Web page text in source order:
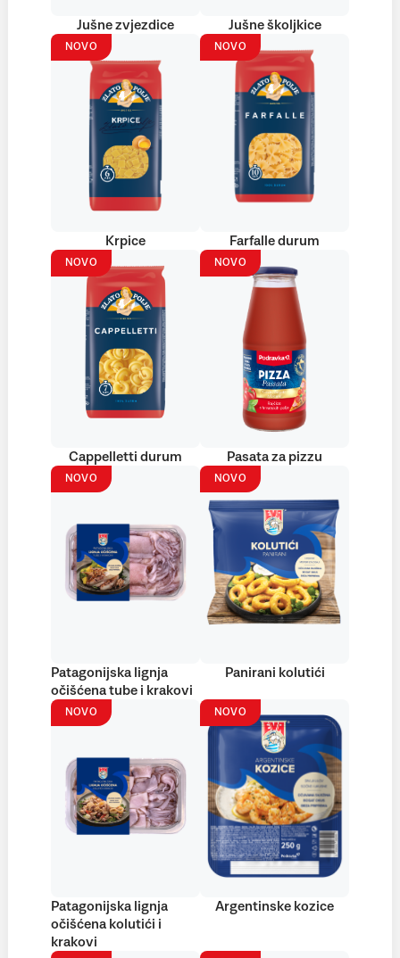
Jušne zvjezdice Jušne školjkice
NOVO
Krpice
NOVO
Farfalle durum
NOVO
Cappelletti durum
NOVO
Pasata za pizzu
NOVO
Patagonijska lignja
očišćena tube i krakovi
NOVO
Panirani kolutići
NOVO
Patagonijska lignja
očišćena kolutići i
krakovi
NOVO
Argentinske kozice